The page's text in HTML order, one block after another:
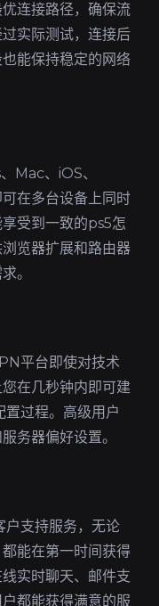
连接路径，确保流
实际测试，连接后
能保持稳定的网络
Mac、iOS、
在多台设备上同时
受到一致的ps5怎
览器扩展和路由器
。
平台即使对技术
在几秒钟内即可建
过程。高级用户
务器偏好设置。
户支持服务，无论
能在第一时间获得
实时聊天、邮件支
都能获得满意的服